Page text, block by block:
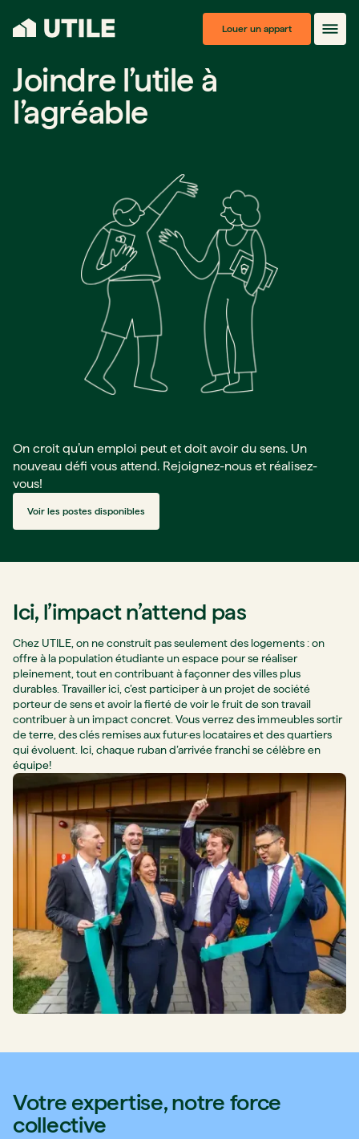
Louer un appart
Joindre l’utile à
l’agréable
On croit qu’un emploi peut et doit avoir du sens. Un
nouveau défi vous attend. Rejoignez-nous et réalisez-
vous!
Voir les postes disponibles
Ici, l’impact n’attend pas
Chez UTILE, on ne construit pas seulement des logements : on
offre à la population étudiante un espace pour se réaliser
pleinement, tout en contribuant à façonner des villes plus
durables. Travailler ici, c’est participer à un projet de société
porteur de sens et avoir la fierté de voir le fruit de son travail
contribuer à un impact concret. Vous verrez des immeubles sortir
de terre, des clés remises aux futur·es locataires et des quartiers
qui évoluent. Ici, chaque ruban d’arrivée franchi se célèbre en
équipe!
Votre expertise, notre force
collective